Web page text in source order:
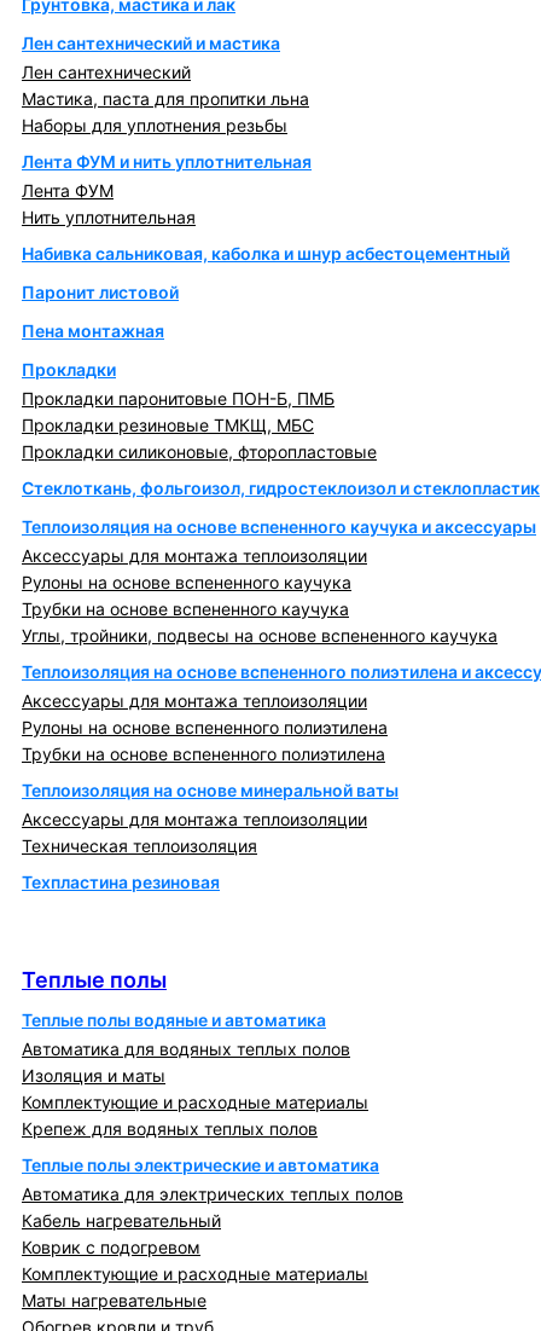
Грунтовка, мастика и лак
Лен сантехнический и мастика
Лен сантехнический
Мастика, паста для пропитки льна
Наборы для уплотнения резьбы
Лента ФУМ и нить уплотнительная
Лента ФУМ
Нить уплотнительная
Набивка сальниковая, каболка и шнур асбестоцементный
Паронит листовой
Пена монтажная
Прокладки
Прокладки паронитовые ПОН-Б, ПМБ
Прокладки резиновые ТМКЩ, МБС
Прокладки силиконовые, фторопластовые
Стеклоткань, фольгоизол, гидростеклоизол и стеклопластик
Теплоизоляция на основе вспененного каучука и аксессуары
Аксессуары для монтажа теплоизоляции
Рулоны на основе вспененного каучука
Трубки на основе вспененного каучука
Углы, тройники, подвесы на основе вспененного каучука
Теплоизоляция на основе вспененного полиэтилена и
Аксессуары для монтажа теплоизоляции
Рулоны на основе вспененного полиэтилена
Трубки на основе вспененного полиэтилена
Теплоизоляция на основе минеральной ваты
Аксессуары для монтажа теплоизоляции
Техническая теплоизоляция
Техпластина резиновая
Теплые полы
Теплые полы водяные и автоматика
Автоматика для водяных теплых полов
Изоляция и маты
Комплектующие и расходные материалы
Крепеж для водяных теплых полов
Теплые полы электрические и автоматика
Автоматика для электрических теплых полов
Кабель нагревательный
Коврик с подогревом
Комплектующие и расходные материалы
Маты нагревательные